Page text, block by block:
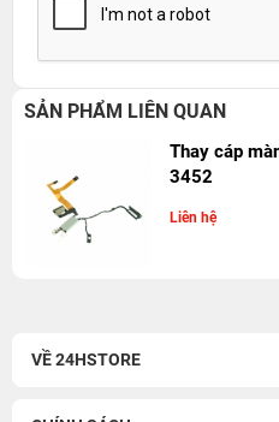
SẢN PHẨM LIÊN QUAN
Thay cáp
3452
Liên hệ
VỀ 24HSTORE